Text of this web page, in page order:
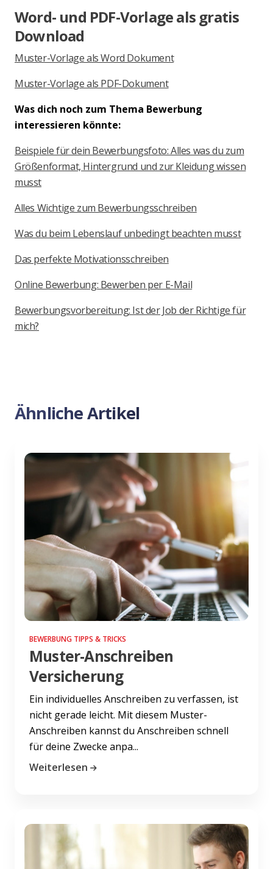
Word- und PDF-Vorlage als gratis
Download
Muster-Vorlage als Word Dokument
Muster-Vorlage als PDF-Dokument
Was dich noch zum Thema Bewerbung
interessieren könnte:
Beispiele für dein Bewerbungsfoto: Alles was du zum
Größenformat, Hintergrund und zur Kleidung wissen
musst
Alles Wichtige zum Bewerbungsschreiben
Was du beim Lebenslauf unbedingt beachten musst
Das perfekte Motivationsschreiben
Online Bewerbung: Bewerben per E-Mail
Bewerbungsvorbereitung: Ist der Job der Richtige für
mich?
Ähnliche Artikel
BEWERBUNG TIPPS & TRICKS
Muster-Anschreiben
Versicherung
Ein individuelles Anschreiben zu verfassen, ist
nicht gerade leicht. Mit diesem Muster-
Anschreiben kannst du Anschreiben schnell
für deine Zwecke anpa...
Weiterlesen